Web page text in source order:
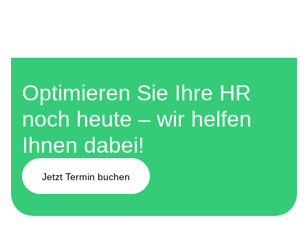
Optimieren Sie Ihre HR
noch heute – wir helfen
Ihnen dabei!
Jetzt Termin buchen